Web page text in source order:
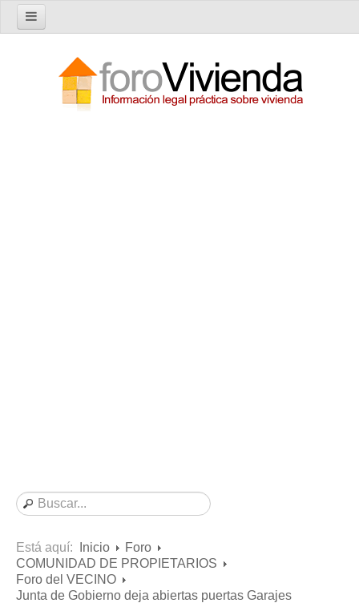
Nuevo tema
Contratos de Arrendamiento
De uso distinto al de vivienda
Otros contratos de Arrendamiento
Requerimientos y comunicaciones
Está aquí: Inicio
Foro
COMUNIDAD DE PROPIETARIOS
Foro del VECINO
Junta de Gobierno deja abiertas puertas Garajes